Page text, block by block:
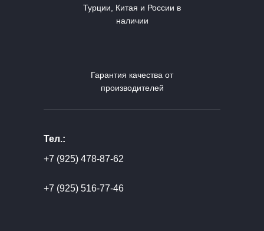
Турции, Китая и России в
наличии
Гарантия качества от
производителей
Тел.:
+7 (925) 478-87-62
+7 (925) 516-77-46